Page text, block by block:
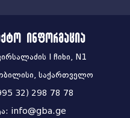
ინფორმაცია
I ჩიხი, N1
საქართველო
32) 298 78 78
info@gba.ge